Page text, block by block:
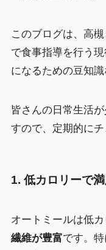
このブログは、高
で食事指導を行う
になるための豆知識
皆さんの日常生活
すので、定期的にチ
1. 低カロリーで
オートミールは低
繊維が豊富です。特